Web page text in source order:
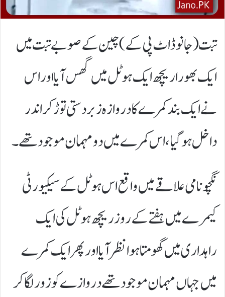
تبت(جانوڈاٹ پی کے)چین کے صوبے تبت میں
ایک بھورا ریچھ ایک ہوٹل میں گھس آیا اور اس
نے ایک بند کمرے کا دروازہ زبردستی توڑ کر اندر
داخل ہوگیا، اس کمرے میں دو مہمان موجود تھے۔
نگچو نامی علاقے میں واقع اس ہوٹل کے سیکیورٹی
کیمرے میں ہفتے کے روز ریچھ ہوٹل کی ایک
راہداری میں گھومتا ہوا نظر آیا اور پھر ایک کمرے
میں جہاں مہمان موجود تھے دروازے کو زور لگا کر